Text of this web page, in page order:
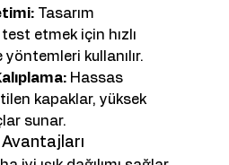
Tasarım
etmek için hızlı
kullanılır.
Hassas
kapaklar, yüksek
sunar.
Avantajları